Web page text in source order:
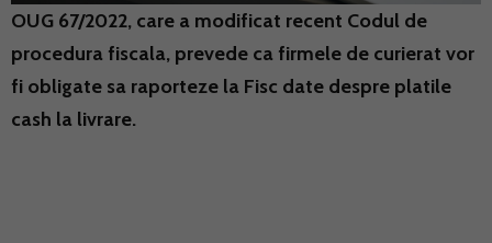
OUG 67/2022, care a modificat recent Codul de
procedura fiscala, prevede ca firmele de curierat vor
fi obligate sa raporteze la Fisc date despre platile
cash la livrare.